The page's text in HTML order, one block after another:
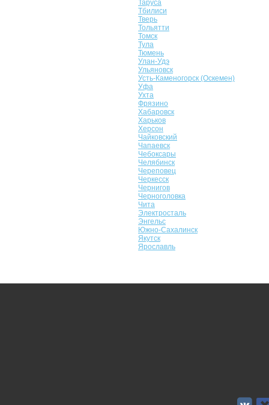
Таруса
Тбилиси
Тверь
Тольятти
Томск
Тула
Тюмень
Улан-Удэ
Ульяновск
Усть-Каменогорск (Оскемен)
Уфа
Ухта
Фрязино
Хабаровск
Харьков
Херсон
Чайковский
Чапаевск
Чебоксары
Челябинск
Череповец
Черкесск
Чернигов
Черноголовка
Чита
Электросталь
Энгельс
Южно-Сахалинск
Якутск
Ярославль